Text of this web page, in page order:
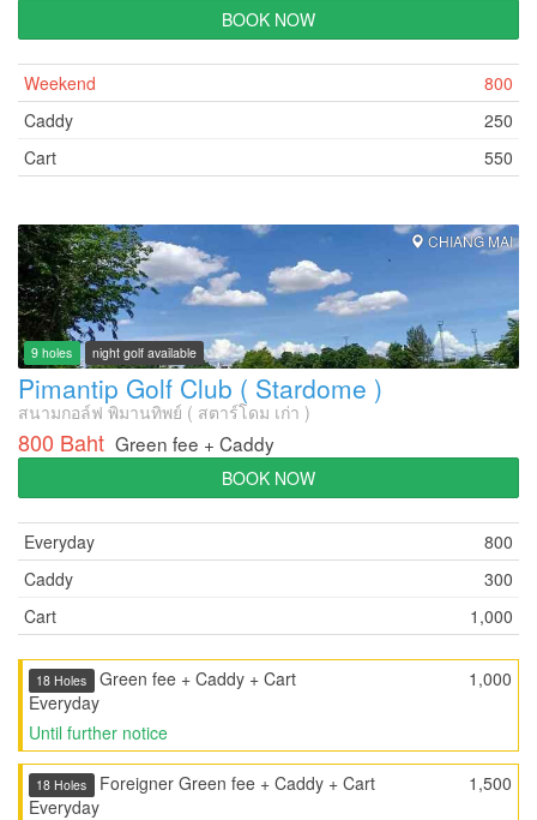
BOOK NOW
Weekend
800
Caddy
250
Cart
550
CHIANG MAI
9 holes night golf available
Pimantip Golf Club ( Stardome )
สนามกอล์ฟ พิมานทิพย์ ( สตาร์โดม เก่า )
800 Baht Green fee + Caddy
BOOK NOW
Everyday
800
Caddy
300
Cart
1,000
1,000
18 Holes Green fee + Caddy + Cart
Everyday
Until further notice
1,500
18 Holes Foreigner Green fee + Caddy + Cart
Everyday